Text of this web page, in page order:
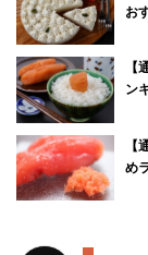
お
ン
め